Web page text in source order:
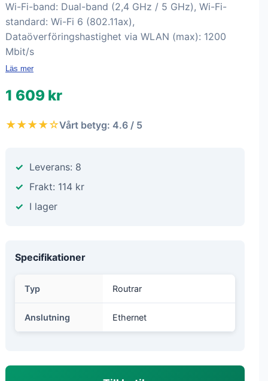
Wi-Fi-band: Dual-band (2,4 GHz / 5 GHz), Wi-Fi-
standard: Wi-Fi 6 (802.11ax),
Dataöverföringshastighet via WLAN (max): 1200
Mbit/s
Läs mer
1 609 kr
★★★★☆Vårt betyg: 4.6 / 5
Leverans: 8
Frakt: 114 kr
I lager
Specifikationer
Typ Routrar
Anslutning Ethernet